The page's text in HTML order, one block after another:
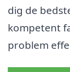
dig de
kompetent
problem